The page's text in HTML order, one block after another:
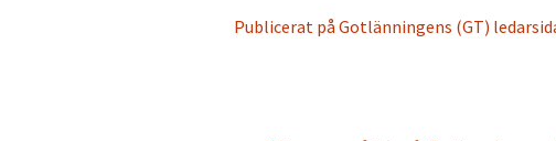
Publicerat på Gotlänningens (GT)